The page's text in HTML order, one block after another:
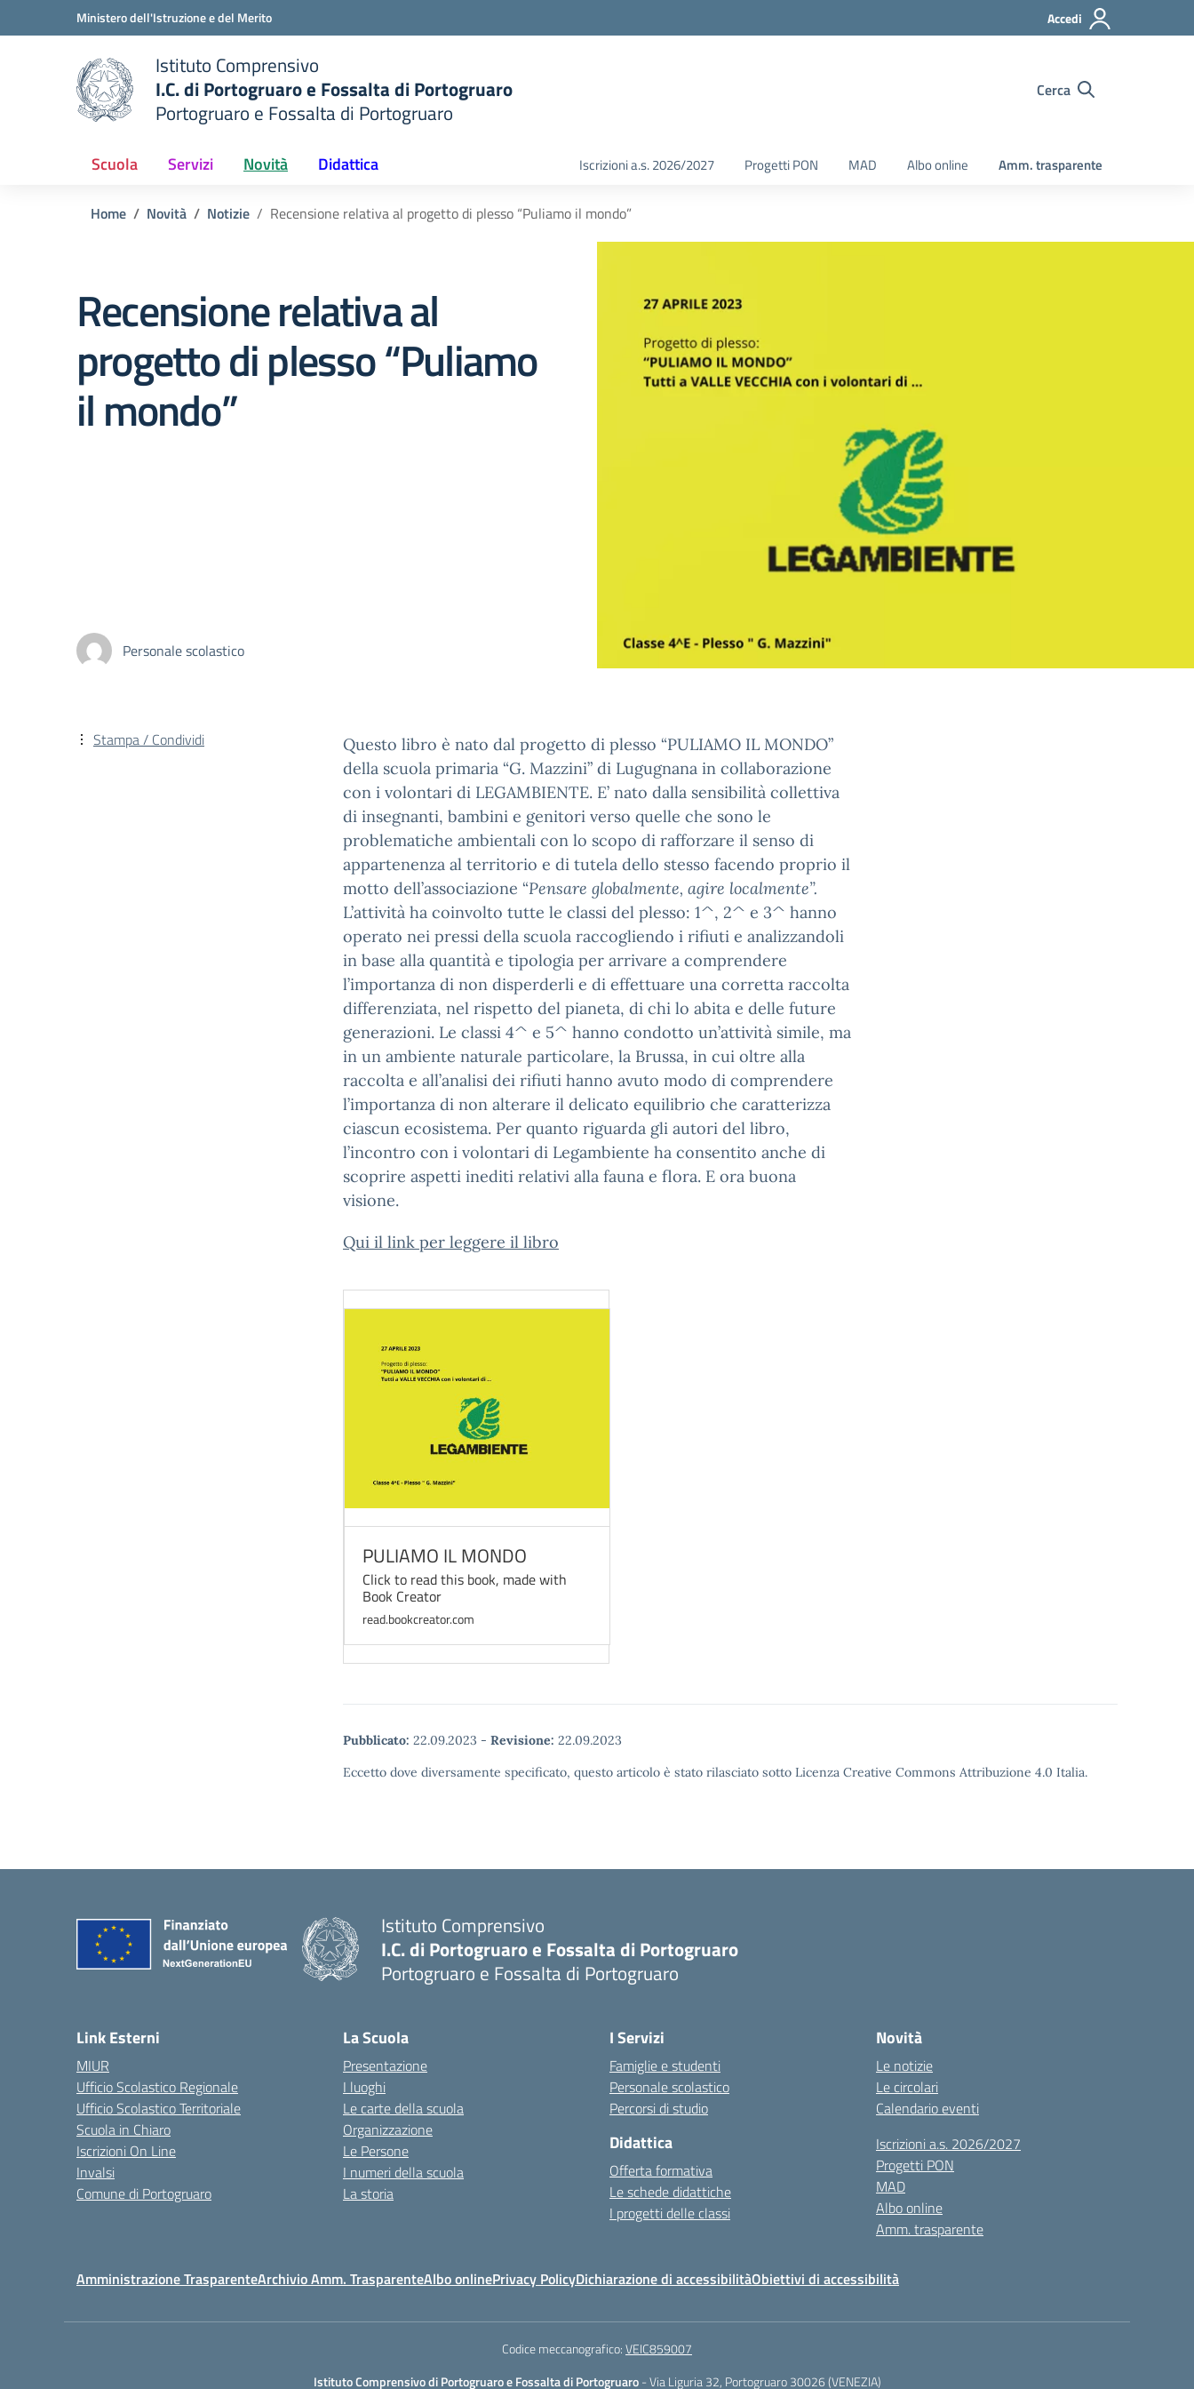
Vai ai contenuti
Vai al menu di navigazioneMinistero dell'Istruzione e del Merito Accedi
Istituto Comprensivo
I.C. di Portogruaro e Fossalta di Portogruaro
Portogruaro e Fossalta di Portogruaro
Cerca
Scuola Servizi Novità Didattica Iscrizioni a.s. 2026/2027 Progetti PON MAD Albo online Amm. trasparente
Home Novità Notizie Recensione relativa al progetto di plesso “Puliamo il mondo”
Recensione relativa al
progetto di plesso “Puliamo
il mondo”
Personale scolastico
Questo libro è nato dal progetto di plesso “PULIAMO IL MONDO”
della scuola primaria “G. Mazzini” di Lugugnana in collaborazione
con i volontari di LEGAMBIENTE. E’ nato dalla sensibilità collettiva
di insegnanti, bambini e genitori verso quelle che sono le
problematiche ambientali con lo scopo di rafforzare il senso di
appartenenza al territorio e di tutela dello stesso facendo proprio il
motto dell’associazione “Pensare globalmente, agire localmente”.
L’attività ha coinvolto tutte le classi del plesso: 1^, 2^ e 3^ hanno
operato nei pressi della scuola raccogliendo i rifiuti e analizzandoli
in base alla quantità e tipologia per arrivare a comprendere
l’importanza di non disperderli e di effettuare una corretta raccolta
differenziata, nel rispetto del pianeta, di chi lo abita e delle future
generazioni. Le classi 4^ e 5^ hanno condotto un’attività simile, ma
in un ambiente naturale particolare, la Brussa, in cui oltre alla
raccolta e all’analisi dei rifiuti hanno avuto modo di comprendere
l’importanza di non alterare il delicato equilibrio che caratterizza
ciascun ecosistema. Per quanto riguarda gli autori del libro,
l’incontro con i volontari di Legambiente ha consentito anche di
scoprire aspetti inediti relativi alla fauna e flora. E ora buona
visione.
Qui il link per leggere il libro
PULIAMO IL MONDO
Click to read this book, made with
Book Creator
read.bookcreator.com
Pubblicato: 22.09.2023 - Revisione: 22.09.2023
Eccetto dove diversamente specificato, questo articolo è stato rilasciato sotto Licenza Creative Commons Attribuzione 4.0 Italia.
Stampa / Condividi
Istituto Comprensivo
I.C. di Portogruaro e Fossalta di Portogruaro
Portogruaro e Fossalta di Portogruaro
Link Esterni
MIUR
Ufficio Scolastico Regionale
Ufficio Scolastico Territoriale
Scuola in Chiaro
Iscrizioni On Line
Invalsi
Comune di Portogruaro
La Scuola
Presentazione
I luoghi
Le carte della scuola
Organizzazione
Le Persone
I numeri della scuola
La storia
I Servizi
Famiglie e studenti
Personale scolastico
Percorsi di studio
Didattica
Offerta formativa
Le schede didattiche
I progetti delle classi
Novità
Le notizie
Le circolari
Calendario eventi
Iscrizioni a.s. 2026/2027
Progetti PON
MAD
Albo online
Amm. trasparente
Amministrazione TrasparenteArchivio Amm. TrasparenteAlbo onlinePrivacy PolicyDichiarazione di accessibilitàObiettivi di accessibilità
Codice meccanografico:VEIC859007
Istituto Comprensivo di Portogruaro e Fossalta di Portogruaro- Via Liguria 32, Portogruaro 30026 (VENEZIA)